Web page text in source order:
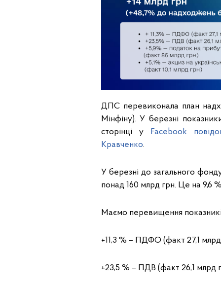
ДПС перевиконала план
Мінфіну). У березні
сторінці у
Facebook
Кравченко.
У березні до загального
понад 160 млрд грн. Це на 9,6
Маємо перевищення
+11,3 % – ПДФО (факт 27,1 млрд
+23,5 % – ПДВ (факт 26,1 млрд